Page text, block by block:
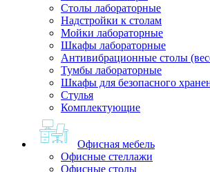
Столы лабораторные
Надстройки к столам
Мойки лабораторные
Шкафы лабораторные
Антивибрационные столы
Тумбы лабораторные
Шкафы для безопасного
Стулья
Комплектующие
Офисная мебель
Офисные стеллажи
Офисные столы